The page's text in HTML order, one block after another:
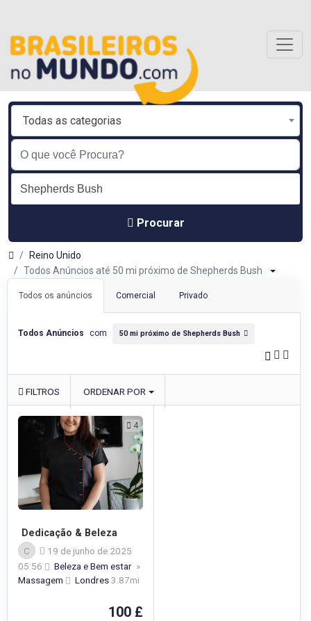
Todas as categorias
Procurar
Reino Unido
Todos Anúncios até 50 mi próximo de Shepherds Bush
Todos os anúncios Comercial Privado
Todos Anúncios com 50 mi próximo de Shepherds Bush
FILTROS ORDENAR POR
4
Dedicação & Beleza
C
19 de junho de 2025
05:56
Beleza e Bem estar »
Massagem
Londres3.87mi
100 £